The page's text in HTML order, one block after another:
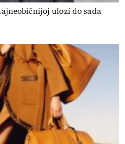
ulozi do sada